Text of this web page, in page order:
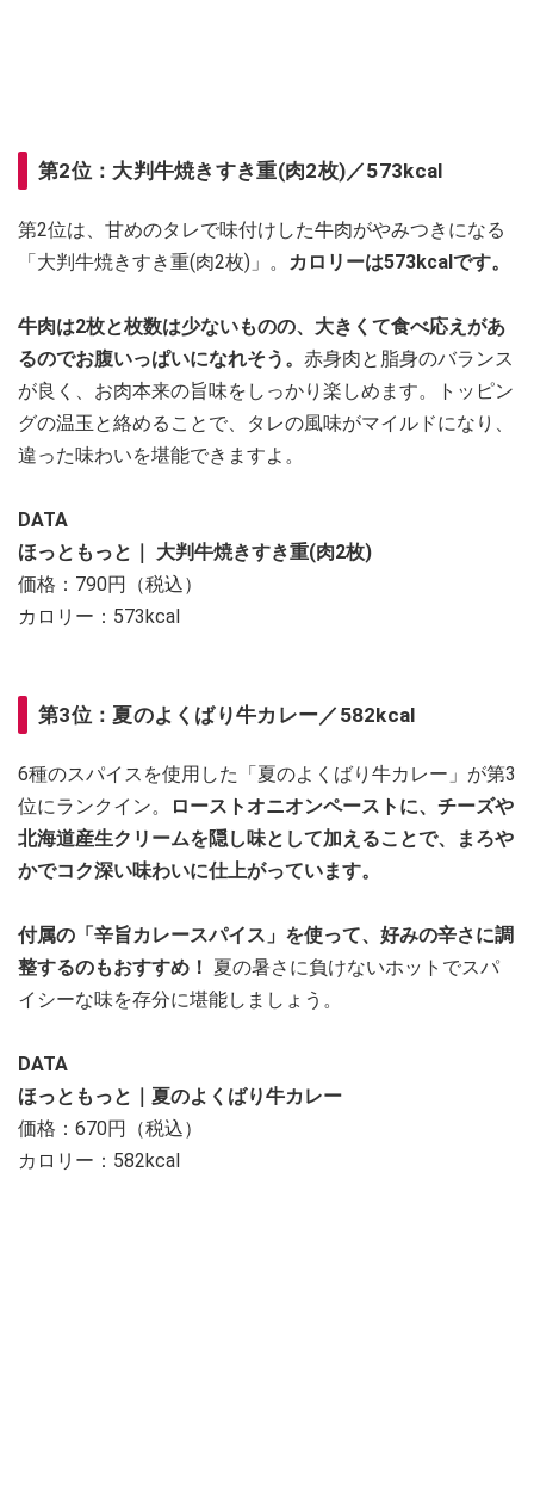
第2位：大判牛焼きすき重(肉2枚)／573kcal
第2位は、甘めのタレで味付けした牛肉がやみつきになる
「大判牛焼きすき重(肉2枚)」。 カロリーは573kcalです。
牛肉は2枚と枚数は少ないものの、大きくて食べ応えがあ
るのでお腹いっぱいになれそう。 赤身肉と脂身のバランス
が良く、お肉本来の旨味をしっかり楽しめます。トッピン
グの温玉と絡めることで、タレの風味がマイルドになり、
違った味わいを堪能できますよ。
DATA
ほっともっと｜ 大判牛焼きすき重(肉2枚)
価格：790円（税込）
カロリー：573kcal
第3位：夏のよくばり牛カレー／582kcal
6種のスパイスを使用した「夏のよくばり牛カレー」が第3
位にランクイン。
ローストオニオンペーストに、チーズや
北海道産生クリームを隠し味として加えることで、まろや
かでコク深い味わいに仕上がっています。
付属の「辛旨カレースパイス」を使って、好みの辛さに調
整するのもおすすめ！ 夏の暑さに負けないホットでスパ
イシーな味を存分に堪能しましょう。
DATA
ほっともっと｜夏のよくばり牛カレー
価格：670円（税込）
カロリー：582kcal